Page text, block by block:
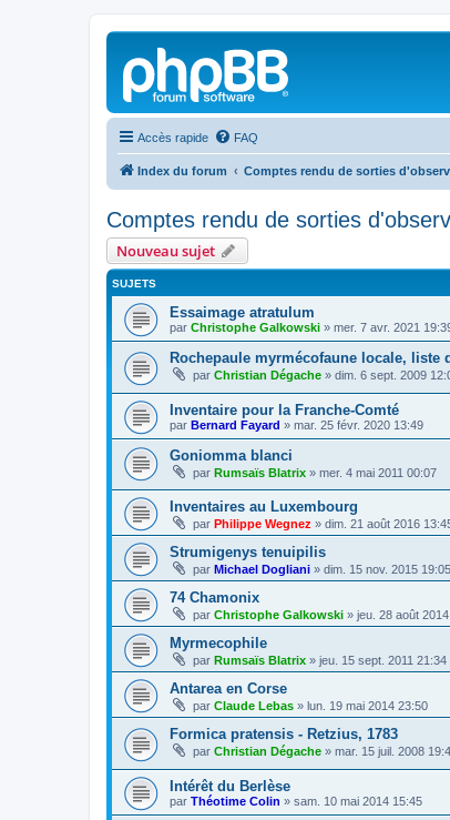
Accès rapide FAQ
Index du forum Comptes rendu de sorties
Comptes rendu de sorties
Nouveau sujet
SUJETS
Essaimage atratulum
par Christophe Galkowski » mer. 7 avr. 2021
Rochepaule myrmécofaune locale, liste
par Christian Dégache » dim. 6 sept. 2009
Inventaire pour la Franche-Comté
par Bernard Fayard » mar. 25 févr. 2020 13:49
Goniomma blanci
par Rumsaïs Blatrix » mer. 4 mai 2011 00:07
Inventaires au Luxembourg
par Philippe Wegnez » dim. 21 août 2016
Strumigenys tenuipilis
par Michael Dogliani » dim. 15 nov. 2015 19:05
74 Chamonix
par Christophe Galkowski » jeu. 28 août 2014
Myrmecophile
par Rumsaïs Blatrix » jeu. 15 sept. 2011 21:34
Antarea en Corse
par Claude Lebas » lun. 19 mai 2014 23:50
Formica pratensis - Retzius, 1783
par Christian Dégache » mar. 15 juil. 2008
Intérêt du Berlèse
par Théotime Colin » sam. 10 mai 2014 15:45